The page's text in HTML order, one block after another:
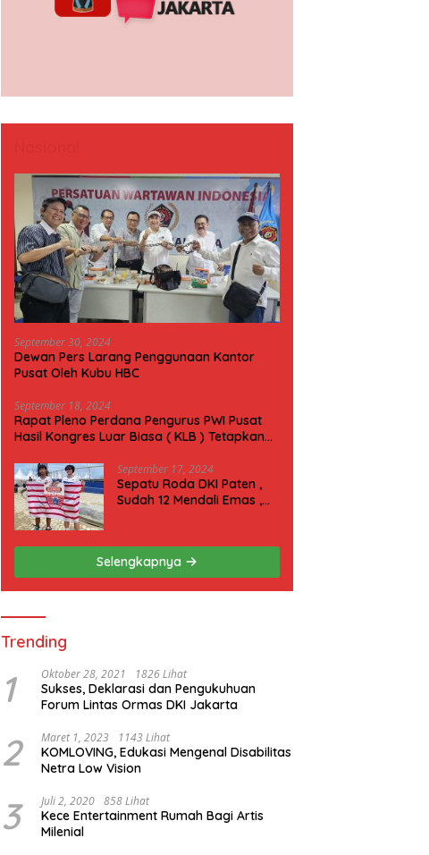
September 30, 2024
Dewan Pers Larang Penggunaan Kantor
Pusat Oleh Kubu HBC
September 18, 2024
Rapat Pleno Perdana Pengurus PWI Pusat
Hasil Kongres Luar Biasa ( KLB ) Tetapkan
September 17, 2024
Sepatu Roda DKI Paten ,
Sudah 12 Mendali Emas ,
Selengkapnya
Trending
1 Oktober 28, 2021 1826 Lihat
Sukses, Deklarasi dan Pengukuhuan
Forum Lintas Ormas DKI Jakarta
2 Maret 1, 2023 1143 Lihat
KOMLOVING, Edukasi Mengenal Disabilitas
Netra Low Vision
3 Juli 2, 2020 858 Lihat
Kece Entertainment Rumah Bagi Artis
Milenial